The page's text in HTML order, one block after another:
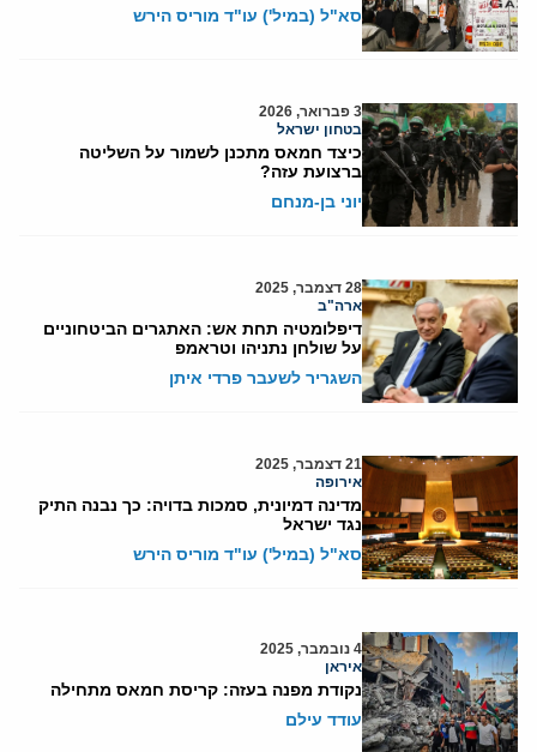
סא"ל (במיל') עו"ד מוריס הירש
3 פברואר, 2026
בטחון ישראל
כיצד חמאס מתכנן לשמור על השליטה
ברצועת עזה?
יוני בן-מנחם
28 דצמבר, 2025
ארה"ב
דיפלומטיה תחת אש: האתגרים הביטחוניים
על שולחן נתניהו וטראמפ
השגריר לשעבר פרדי איתן
21 דצמבר, 2025
אירופה
מדינה דמיונית, סמכות בדויה: כך נבנה התיק
נגד ישראל
סא"ל (במיל') עו"ד מוריס הירש
4 נובמבר, 2025
איראן
נקודת מפנה בעזה: קריסת חמאס מתחילה
עודד עילם